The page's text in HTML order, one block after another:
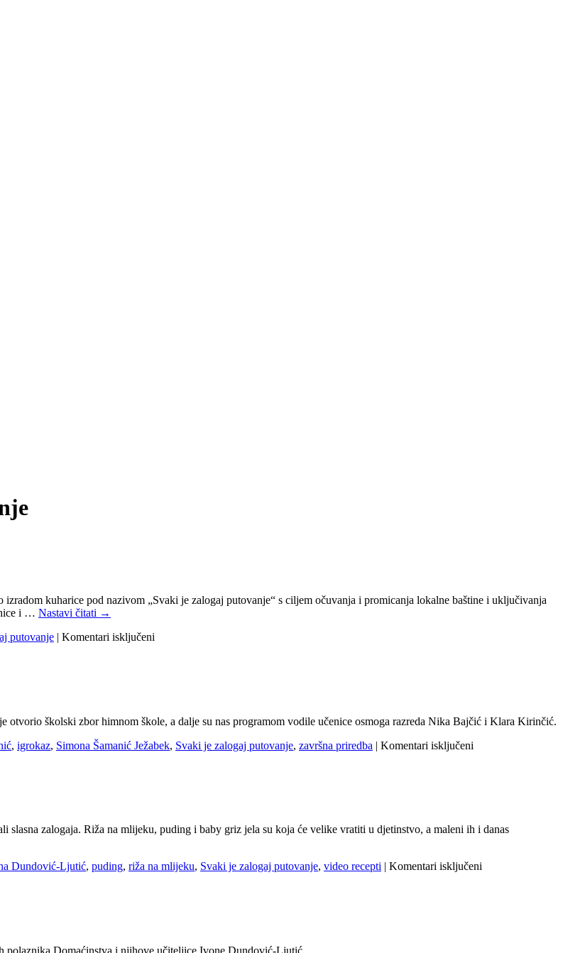
kuharice pod nazivom „Svaki je zalogaj putovanje“ s ciljem očuvanja i promicanja lokalne baštine i uključivanja
i … Nastavi čitati →
putovanje | Komentari isključeni
otvorio školski zbor himnom škole, a dalje su nas programom vodile učenice osmoga razreda Nika Bajčić i Klara Kirinčić.
, igrokaz, Simona Šamanić Ježabek, Svaki je zalogaj putovanje, završna priredba | Komentari isključeni
slasna zalogaja. Riža na mlijeku, puding i baby griz jela su koja će velike vratiti u djetinstvo, a maleni ih i danas
Dundović-Ljutić, puding, riža na mlijeku, Svaki je zalogaj putovanje, video recepti | Komentari isključeni